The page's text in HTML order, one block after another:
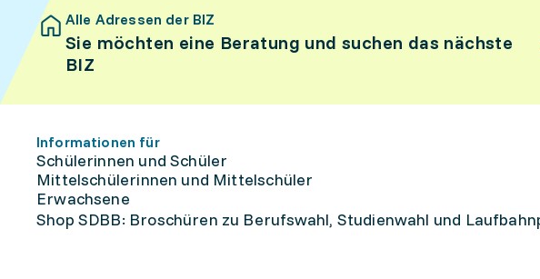
Alle Adressen der BIZ
Sie möchten eine Beratung und suchen das nächste
BIZ
Informationen für
Schülerinnen und Schüler
Mittelschülerinnen und Mittelschüler
Erwachsene
Shop SDBB: Broschüren zu Berufswahl, Studienwahl und